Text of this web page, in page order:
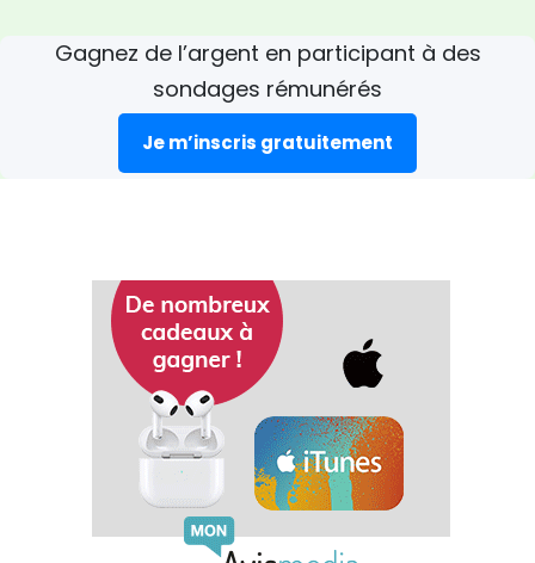
Gagnez de l’argent en participant à des
sondages rémunérés
Je m’inscris gratuitement